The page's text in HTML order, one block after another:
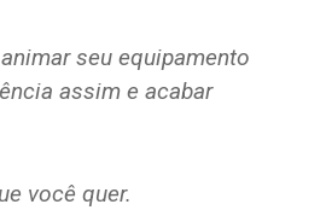
seu equipamento
assim e acabar
você quer.